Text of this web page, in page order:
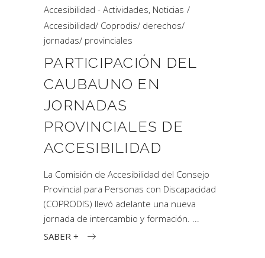
Accesibilidad - Actividades, Noticias
Accesibilidad/ Coprodis/ derechos/
jornadas/ provinciales
PARTICIPACIÓN DEL
CAUBAUNO EN
JORNADAS
PROVINCIALES DE
ACCESIBILIDAD
La Comisión de Accesibilidad del Consejo
Provincial para Personas con Discapacidad
(COPRODIS) llevó adelante una nueva
jornada de intercambio y formación.
SABER +